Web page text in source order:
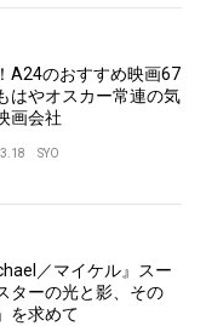
A24のおすすめ映画67
はやオスカー常連の気
画会社
SYO
／マイケル』スー
ターの光と影、その
を求めて